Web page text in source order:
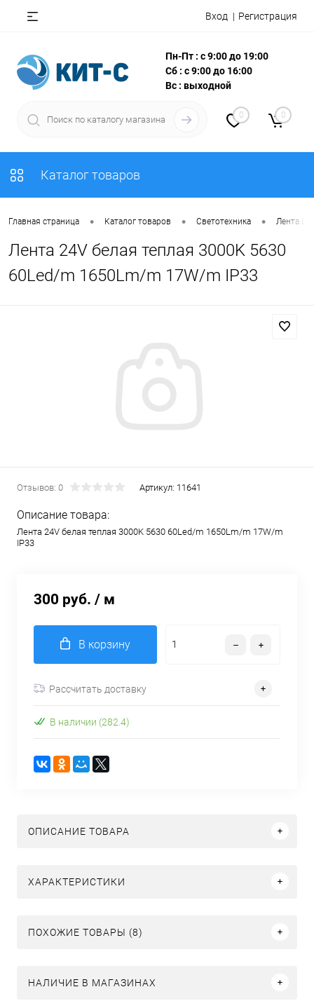
Вход Регистрация
Пн-Пт : с 9:00 до 19:00
Сб : с 9:00 до 16:00
Вс : выходной
0 0
Каталог товаров
Главная страница • Каталог товаров • Светотехника • Лента
Лента 24V белая теплая 3000K 5630
60Led/m 1650Lm/m 17W/m IP33
Отзывов: 0 Артикул: 11641
Описание товара:
Лента 24V белая теплая 3000K 5630 60Led/m 1650Lm/m 17W/m
IP33
300 руб. / м
В корзину
Рассчитать доставку
В наличии (282.4)
ОПИСАНИЕ ТОВАРА
ХАРАКТЕРИСТИКИ
ПОХОЖИЕ ТОВАРЫ (8)
НАЛИЧИЕ В МАГАЗИНАХ